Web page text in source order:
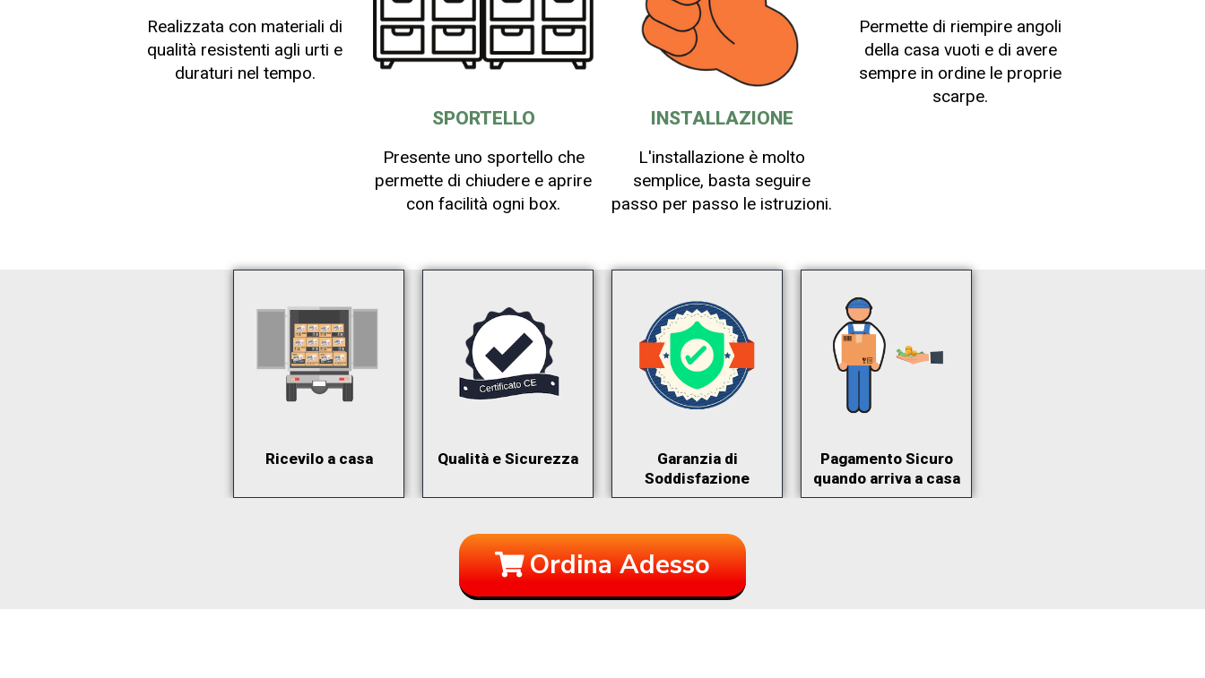
Realizzata con materiali di
qualità resistenti agli urti e
duraturi nel tempo.
SPORTELLO
Presente uno sportello che
permette di chiudere e aprire
con facilità ogni box.
INSTALLAZIONE
L'installazione è molto
semplice, basta seguire
passo per passo le istruzioni.
Permette di riempire angoli
della casa vuoti e di avere
sempre in ordine le proprie
scarpe.
Ricevilo a casa Qualità e Sicurezza
Garanzia di
Soddisfazione
Pagamento Sicuro
quando arriva a casa
Ordina Adesso